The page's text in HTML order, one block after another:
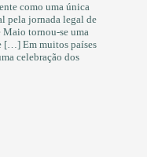
como uma única
pela jornada legal de
tornou-se uma
[…] Em muitos países
celebração dos